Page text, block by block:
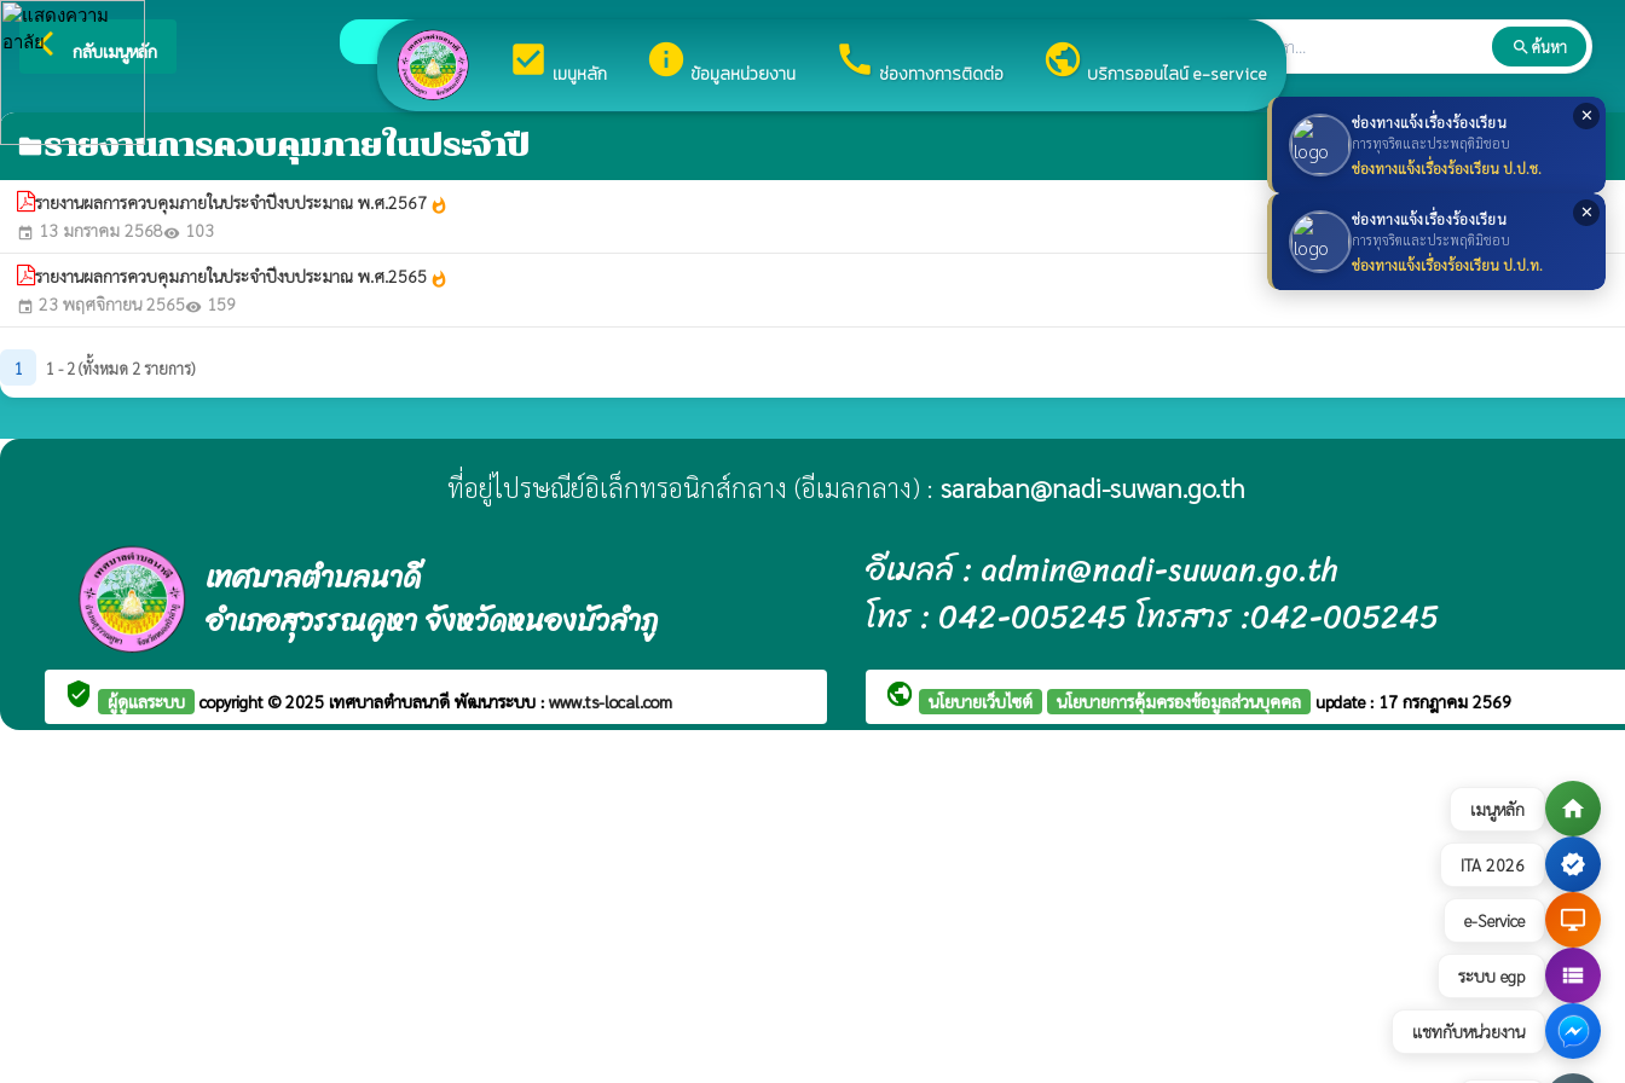
เมนูหลัก home
ITA 2026 verified
e-Service desktop_windows
ระบบ egp view_list
แชทกับหน่วยงาน
✕
ช่องทางแจ้งเรื่องร้องเรียน
การทุจริตและประพฤติมิชอบ
ช่องทางแจ้งเรื่องร้องเรียน ป.ป.ช.
✕
ช่องทางแจ้งเรื่องร้องเรียน
การทุจริตและประพฤติมิชอบ
ช่องทางแจ้งเรื่องร้องเรียน ป.ป.ท.
check_box เมนูหลัก info ข้อมูลหน่วยงาน call ช่องทางการติดต่อ public บริการออนไลน์ e-service
arrow_back_ios กลับเมนูหลัก ยินดีต้อนรับสู่เว็บไซต์ของ เทศบาลตำบลนาดี search ค้นหา
folderรายงานการควบคุมภายในประจำปี
รายงานผลการควบคุมภายในประจำปีงบประมาณ พ.ศ.2567 whatshot
event 13 มกราคม 2568visibility 103
รายงานผลการควบคุมภายในประจำปีงบประมาณ พ.ศ.2565 whatshot
event 23 พฤศจิกายน 2565visibility 159
1 1 - 2 (ทั้งหมด 2 รายการ)
ที่อยู่ไปรษณีย์อิเล็กทรอนิกส์กลาง (อีเมลกลาง) : saraban@nadi-suwan.go.th
เทศบาลตำบลนาดี
อำเภอสุวรรณคูหา จังหวัดหนองบัวลำภู
อีเมลล์ : admin@nadi-suwan.go.th
โทร : 042-005245 โทรสาร :042-005245
verified_user ผู้ดูแลระบบ copyright © 2025 เทศบาลตำบลนาดี พัฒนาระบบ : www.ts-local.com public นโยบายเว็บไซต์ นโยบายการคุ้มครองข้อมูลส่วนบุคคล update : 17 กรกฎาคม 2569